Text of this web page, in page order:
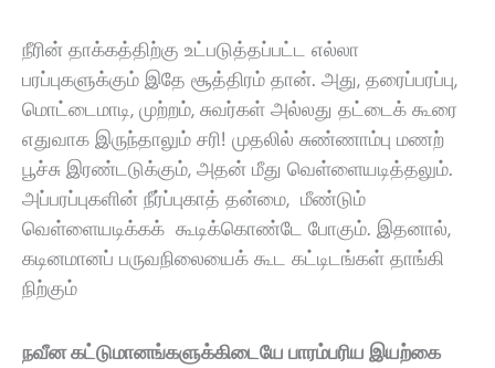
நீரின் தாக்கத்திற்கு உட்படுத்தப்பட்ட எல்லா
பரப்புகளுக்கும் இதே சூத்திரம் தான். அது, தரைப்பரப்பு,
மொட்டைமாடி, முற்றம், சுவர்கள் அல்லது தட்டைக் கூரை
எதுவாக இருந்தாலும் சரி! முதலில் சுண்ணாம்பு மணற்
பூச்சு இரண்டடுக்கும், அதன் மீது வெள்ளையடித்தலும்.
அப்பரப்புகளின் நீர்ப்புகாத் தன்மை, மீண்டும்
வெள்ளையடிக்கக் கூடிக்கொண்டே போகும். இதனால்,
கடினமானப் பருவநிலையைக் கூட கட்டிடங்கள் தாங்கி
நிற்கும்
நவீன கட்டுமானங்களுக்கிடையே பாரம்பரிய இயற்கை